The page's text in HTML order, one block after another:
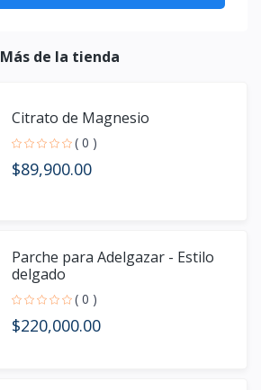
Más de la tienda
Citrato de Magnesio
( 0 )
$89,900.00
Parche para Adelgazar - Estilo
delgado
( 0 )
$220,000.00